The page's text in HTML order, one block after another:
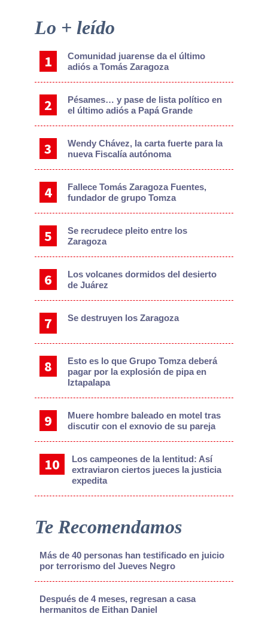
Primary
Lo + leído
Comunidad juarense da el último
adiós a Tomás Zaragoza
Pésames… y pase de lista político en
el último adiós a Papá Grande
Wendy Chávez, la carta fuerte para la
nueva Fiscalía autónoma
Fallece Tomás Zaragoza Fuentes,
fundador de grupo Tomza
Se recrudece pleito entre los
Zaragoza
Los volcanes dormidos del desierto
de Juárez
Se destruyen los Zaragoza
Esto es lo que Grupo Tomza deberá
pagar por la explosión de pipa en
Iztapalapa
Muere hombre baleado en motel tras
discutir con el exnovio de su pareja
Los campeones de la lentitud: Así
extraviaron ciertos jueces la justicia
expedita
Te Recomendamos
Más de 40 personas han testificado en juicio
por terrorismo del Jueves Negro
Después de 4 meses, regresan a casa
hermanitos de Eithan Daniel